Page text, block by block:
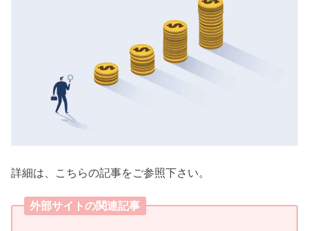
詳細は、こちらの記事をご参照下さい。
外部サイトの関連記事